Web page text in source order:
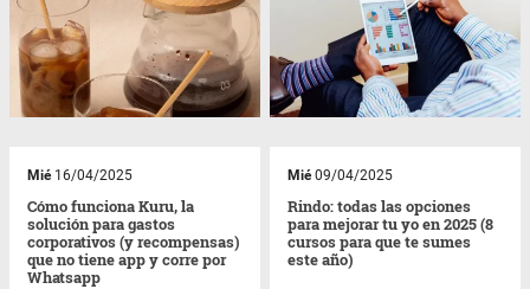
Mié16/04/2025
Cómo funciona Kuru, la
solución para gastos
corporativos (y recompensas)
que no tiene app y corre por
Whatsapp
Mié09/04/2025
Rindo: todas las opciones
para mejorar tu yo en 2025 (8
cursos para que te sumes
este año)